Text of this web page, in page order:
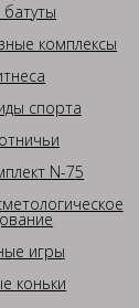
батуты
комплексы
спорта
N-75
игры
коньки